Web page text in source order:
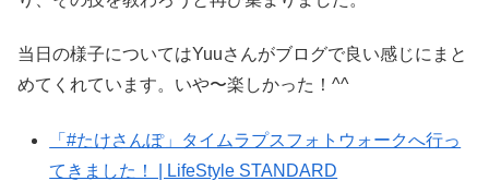
当日の様子についてはYuuさんがブログで良い感じにまと
めてくれています。いや〜楽しかった！^^
「#たけさんぽ」タイムラプスフォトウォークへ行っ
てきました！ | LifeStyle STANDARD